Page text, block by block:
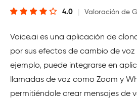
4.0 Valoración de
Voice.ai es una aplicación de
por sus efectos de cambio de voz
ejemplo, puede integrarse en
llamadas de voz como Zoom y
permitiéndole crear mensajes de